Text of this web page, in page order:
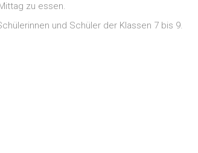
zu essen.
und Schüler der Klassen 7 bis 9.